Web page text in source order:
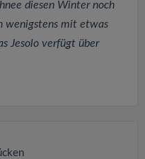
diesen Winter noch
wenigstens mit etwas
Jesolo verfügt über